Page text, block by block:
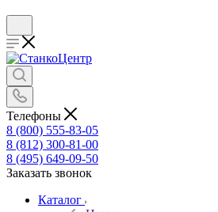
Телефоны
8 (800) 555-83-05
8 (812) 300-81-00
8 (495) 649-09-50
Заказать звонок
Каталог